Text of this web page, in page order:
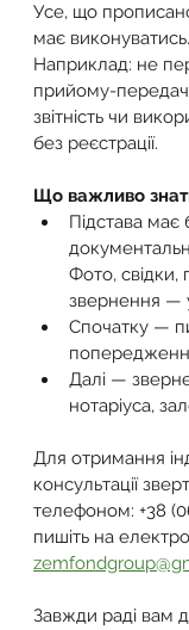
Усе, що
має виконуватись.
Наприклад: не
прийому-
звітність чи
без реєстрації.
Що важливо
Підстава має
Фото, свідки,
звернення —
Спочатку —
Далі —
нотаріуса,
Для отримання
консультації
телефоном: +38
пишіть на
Завжди раді вам